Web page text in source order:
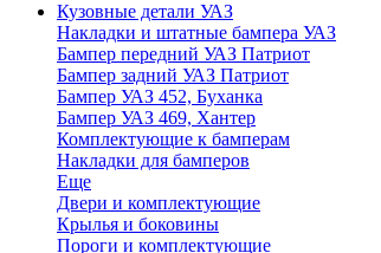
Кузовные детали УАЗ
Накладки и штатные бампера УАЗ
Бампер передний УАЗ Патриот
Бампер задний УАЗ Патриот
Бампер УАЗ 452, Буханка
Бампер УАЗ 469, Хантер
Комплектующие к бамперам
Накладки для бамперов
Еще
Двери и комплектующие
Крылья и боковины
Пороги и комплектующие